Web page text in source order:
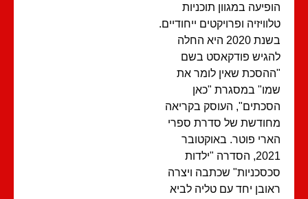
במגוון תוכניות
ופרויקטים ייחודיים.
בשנת 2020 היא החלה
פודקאסט בשם
שאין לומר את
במסגרת "כאן
העוסק בקריאה
של סדרת ספרי
פוטר. באוקטובר
2021, הסדרה "ילדות
שכתבה ויצרה
יחד עם טליה לביא